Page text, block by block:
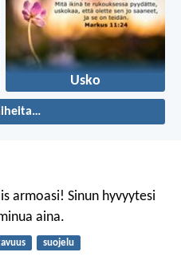
Usko
armoasi! Sinun hyvyytesi
aina.
suojelu